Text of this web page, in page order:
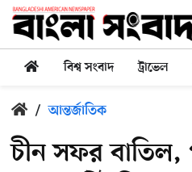
বিশ্ব সংবাদ ট্রাভেল
/ আন্তর্জাতিক
চীন সফর বাতিল,